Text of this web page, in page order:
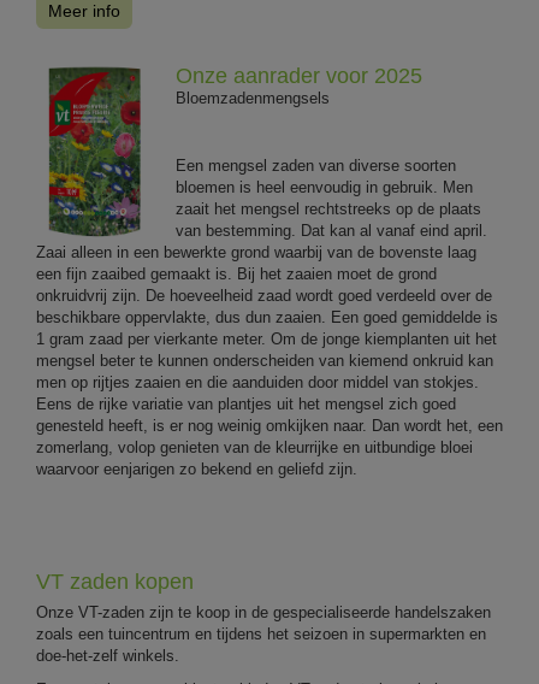
Meer info
Onze aanrader voor 2025
Bloemzadenmengsels
Een mengsel zaden van diverse soorten
bloemen is heel eenvoudig in gebruik. Men
zaait het mengsel rechtstreeks op de plaats
van bestemming. Dat kan al vanaf eind april.
Zaai alleen in een bewerkte grond waarbij van de bovenste laag
een fijn zaaibed gemaakt is. Bij het zaaien moet de grond
onkruidvrij zijn. De hoeveelheid zaad wordt goed verdeeld over de
beschikbare oppervlakte, dus dun zaaien. Een goed gemiddelde is
1 gram zaad per vierkante meter. Om de jonge kiemplanten uit het
mengsel beter te kunnen onderscheiden van kiemend onkruid kan
men op rijtjes zaaien en die aanduiden door middel van stokjes.
Eens de rijke variatie van plantjes uit het mengsel zich goed
genesteld heeft, is er nog weinig omkijken naar. Dan wordt het, een
zomerlang, volop genieten van de kleurrijke en uitbundige bloei
waarvoor eenjarigen zo bekend en geliefd zijn.
VT zaden kopen
Onze VT-zaden zijn te koop in de gespecialiseerde handelszaken
zoals een tuincentrum en tijdens het seizoen in supermarkten en
doe-het-zelf winkels.